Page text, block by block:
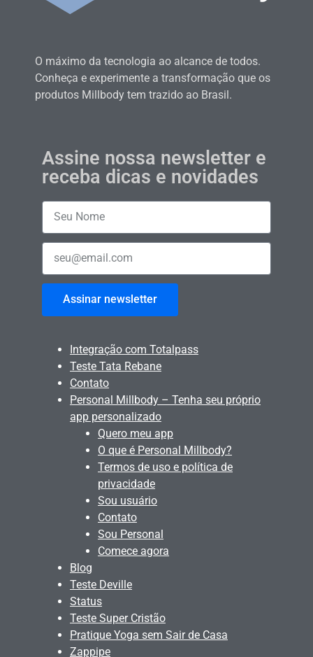
O máximo da tecnologia ao alcance de todos.
Conheça e experimente a transformação que os
produtos Millbody tem trazido ao Brasil.
Assine nossa newsletter e
receba dicas e novidades
Assinar newsletter
Integração com Totalpass
Teste Tata Rebane
Contato
Personal Millbody – Tenha seu próprio
app personalizado
Quero meu app
O que é Personal Millbody?
Termos de uso e política de
privacidade
Sou usuário
Contato
Sou Personal
Comece agora
Blog
Teste Deville
Status
Teste Super Cristão
Pratique Yoga sem Sair de Casa
Zappipe